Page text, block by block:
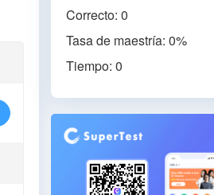
Correcto: 0
Tasa de maestría: 0%
Tiempo: 0